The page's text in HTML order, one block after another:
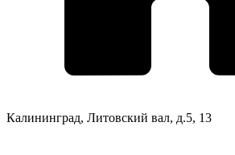
Калининград, Литовский вал, д.5, 13